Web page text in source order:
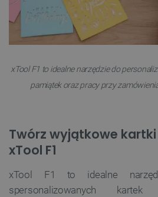
xTool F1 to idealne narzędzie do
pamiątek oraz pracy przy
Twórz wyjątkowe
xTool F1
xTool F1 to idealne
spersonalizowanych kartek